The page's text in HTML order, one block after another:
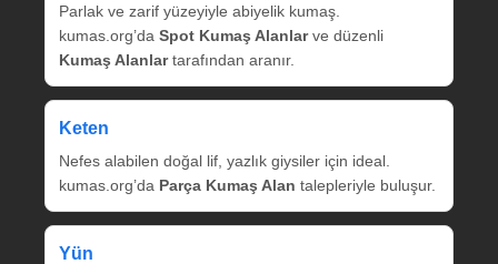
Parlak ve zarif yüzeyiyle abiyelik kumaş.
kumas.org’da Spot Kumaş Alanlarve düzenli
Kumaş Alanlartarafından aranır.
Keten
Nefes alabilen doğal lif, yazlık giysiler için ideal.
kumas.org’da Parça Kumaş Alan talepleriyle buluşur.
Yün